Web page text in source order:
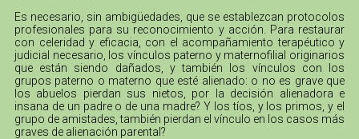
Es necesario, sin ambigüedades, que se establezcan protocolos
profesionales para su reconocimiento y acción. Para restaurar
con celeridad y eficacia, con el acompañamiento terapéutico y
judicial necesario, los vínculos paterno y maternofilial originarios
que están siendo dañados, y también los vínculos con los
grupos paterno o materno que esté alienado: o no es grave que
los abuelos pierdan sus nietos, por la decisión alienadora e
insana de un padre o de una madre? Y los tíos, y los primos, y el
grupo de amistades, también pierdan el vínculo en los casos más
graves de alienación parental?